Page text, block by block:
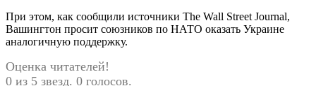
При этом, как сообщили источники The Wall Street Journal,
Вашингтон просит союзников по НАТО оказать Украине
аналогичную поддержку.
Оценка читателей!
0 из 5 звезд. 0 голосов.